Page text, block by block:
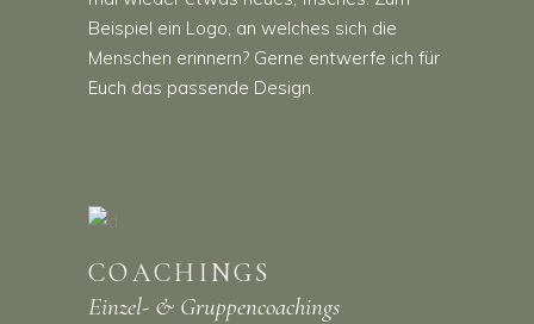
Beispiel ein Logo, an welches sich die
Menschen erinnern? Gerne entwerfe ich für
Euch das passende Design.
COACHINGS
Einzel- & Gruppencoachings